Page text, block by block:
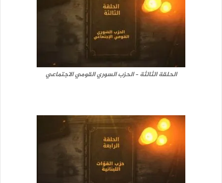
الحلقة الثالثة – الحزب السوري القومي الاجتماعي